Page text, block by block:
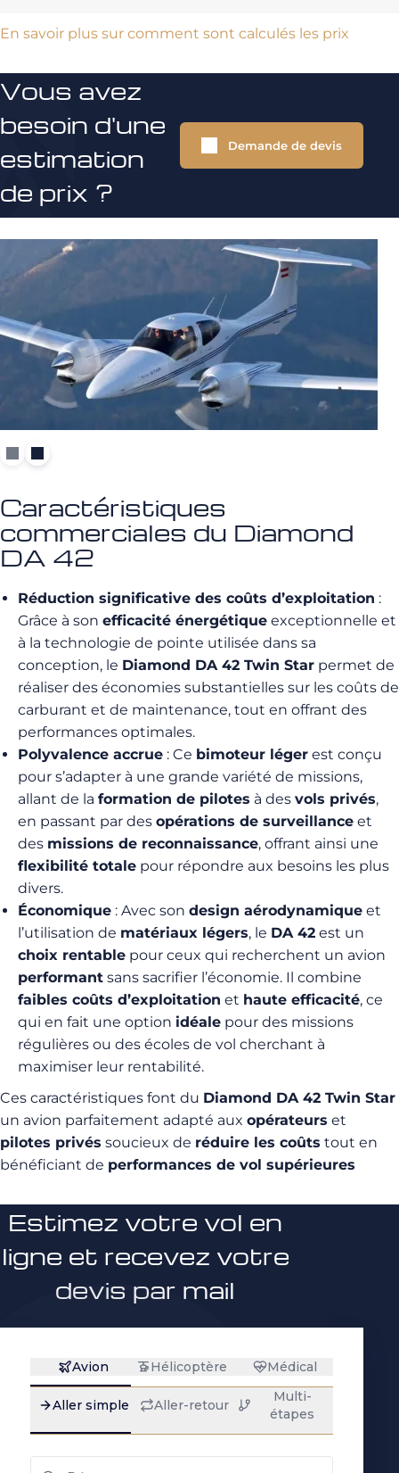
En savoir plus sur comment sont calculés les prix
Vous avez
besoin d'une
estimation
de prix ?
Demande de devis
Caractéristiques
commerciales du Diamond
DA 42
Réduction significative des coûts d’exploitation :
Grâce à son efficacité énergétique exceptionnelle et
à la technologie de pointe utilisée dans sa
conception, le Diamond DA 42 Twin Star permet de
réaliser des économies substantielles sur les coûts de
carburant et de maintenance, tout en offrant des
performances optimales.
Polyvalence accrue : Ce bimoteur léger est conçu
pour s’adapter à une grande variété de missions,
allant de la formation de pilotes à des vols privés,
en passant par des opérations de surveillance et
des missions de reconnaissance, offrant ainsi une
flexibilité totale pour répondre aux besoins les plus
divers.
Économique : Avec son design aérodynamique et
l’utilisation de matériaux légers, le DA 42 est un
choix rentable pour ceux qui recherchent un avion
performant sans sacrifier l’économie. Il combine
faibles coûts d’exploitation et haute efficacité, ce
qui en fait une option idéale pour des missions
régulières ou des écoles de vol cherchant à
maximiser leur rentabilité.
Ces caractéristiques font du Diamond DA 42 Twin Star
un avion parfaitement adapté aux opérateurs et
pilotes privés soucieux de réduire les coûts tout en
bénéficiant de performances de vol supérieures
Estimez votre vol en
ligne et recevez votre
devis par mail